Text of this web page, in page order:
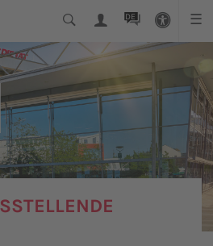
☰
DE